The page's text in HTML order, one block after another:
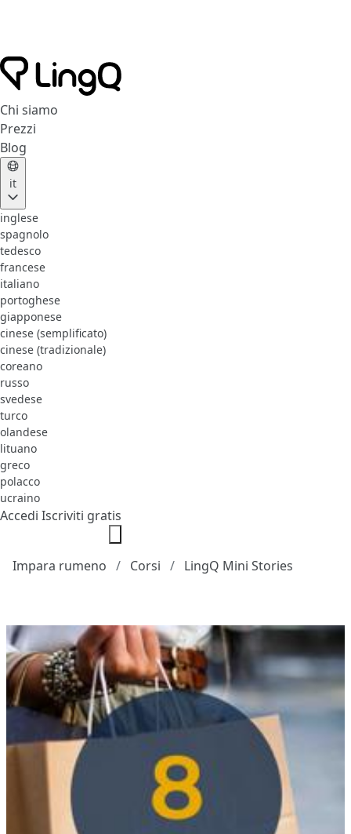
Chi siamo
Prezzi
Blog
it
inglese
spagnolo
tedesco
francese
italiano
portoghese
giapponese
cinese (semplificato)
cinese (tradizionale)
coreano
russo
svedese
turco
olandese
lituano
greco
polacco
ucraino
Accedi Iscriviti gratis
Impara rumeno Corsi LingQ Mini Stories